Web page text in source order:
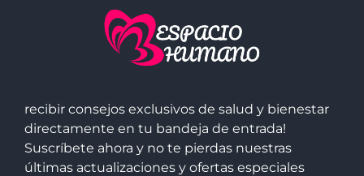
recibir consejos exclusivos de salud y bienestar
directamente en tu bandeja de entrada!
Suscríbete ahora y no te pierdas nuestras
últimas actualizaciones y ofertas especiales